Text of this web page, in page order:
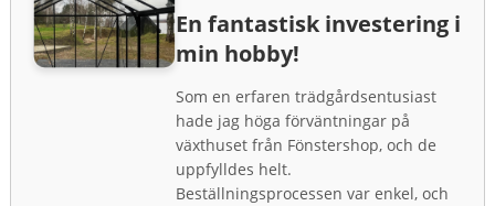
En fantastisk investering i
min hobby!
Som en erfaren trädgårdsentusiast
hade jag höga förväntningar på
växthuset från Fönstershop, och de
uppfylldes helt.
Beställningsprocessen var enkel, och